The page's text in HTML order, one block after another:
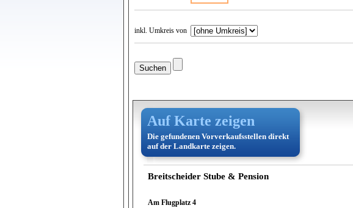
inkl. Umkreis von
Auf Karte zeigen
Die gefundenen Vorverkaufsstellen direkt
auf der Landkarte zeigen.
Breitscheider Stube & Pension
Am Flugplatz 4